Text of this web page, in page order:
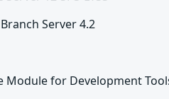
Server 4.2
Module for Development